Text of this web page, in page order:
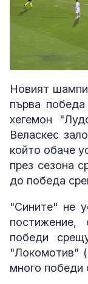
Новият
първа
хегемон
Веласкес
който обаче
през сезона
до победа
"Сините" не
победи
"Локомотив"
много победи